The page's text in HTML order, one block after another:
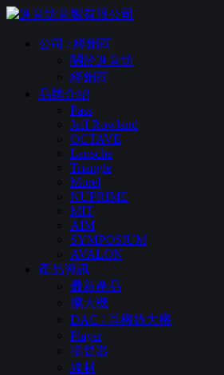
公司 / 經銷商
關於進音坊
經銷商
品牌介紹
Pass
Jeff Rowland
OCTAVE
Lansche
Triangle
Morel
NUPRIME
MIT
AIM
SYMPOSIUM
AVALON
產品資訊
最新產品
擴大機
DAC / 耳機擴大機
Player
揚聲器
線材